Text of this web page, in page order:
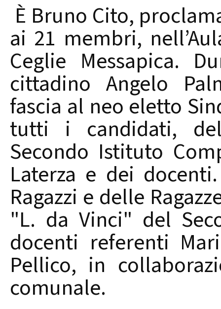
È Bruno Cito,
ai 21 membri,
Ceglie Messapica.
cittadino Angelo
fascia al neo eletto
tutti i candidati,
Secondo Istituto
Laterza e dei
Ragazzi e delle
"L. da Vinci" del
docenti referenti
Pellico, in
comunale.